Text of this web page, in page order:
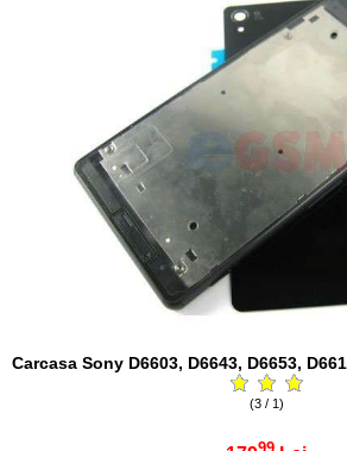
Carcasa Sony D6603, D6643, D6653,
(3 / 1)